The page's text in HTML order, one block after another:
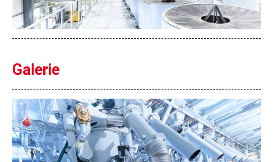
Galerie